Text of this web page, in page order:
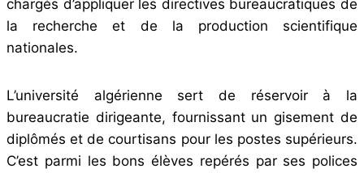
chargés d’appliquer les directives bureaucratiques de
la recherche et de la production scientifique
nationales.
L’université algérienne sert de réservoir à la
bureaucratie dirigeante, fournissant un gisement de
diplômés et de courtisans pour les postes supérieurs.
C’est parmi les bons élèves repérés par ses polices